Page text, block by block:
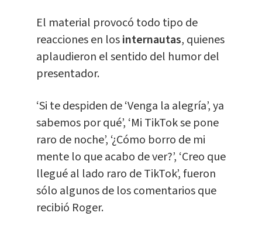
El material provocó todo tipo de
reacciones en losinternautas, quienes
aplaudieron el sentido del humor del
presentador.
‘Si te despiden de ‘Venga la alegría’, ya
sabemos por qué’, ‘Mi TikTok se pone
raro de noche’, ‘¿Cómo borro de mi
mente lo que acabo de ver?’, ‘Creo que
llegué al lado raro de TikTok’, fueron
sólo algunos de los comentarios que
recibió Roger.